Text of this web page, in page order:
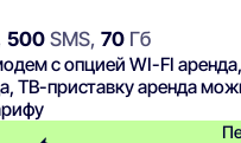
500SMS, 70Гб
с опцией WI-FI
ТВ-приставку аренда